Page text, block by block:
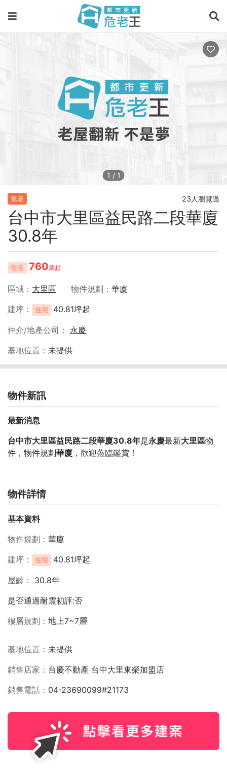
1 / 1
危老 23人瀏覽過
台中市大里區益民路二段華廈
30.8年
住宅 760萬起
區域 大里區 物件規劃
華廈
建坪
住宅 40.81坪起
仲介/地產公司
永慶
基地位置
未提供
物件新訊
最新消息
台中市大里區益民路二段華廈30.8年是永慶最新大里區物
件，物件規劃華廈 ，歡迎蒞臨鑑賞！
物件詳情
基本資料
物件規劃
華廈
建坪
住宅 40.81坪起
屋齡
30.8年
是否通過耐震初評:否
樓層規劃
地上7~7層
基地位置
未提供
銷售店家
台慶不動產 台中大里東榮加盟店
銷售電話
04-23690099#21173